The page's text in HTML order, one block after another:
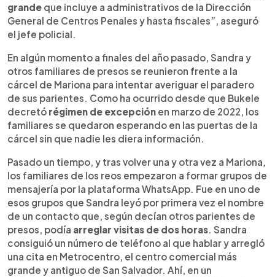
grande que incluye a administrativos de la Dirección
General de Centros Penales y hasta fiscales”, aseguró
el jefe policial.
En algún momento a finales del año pasado, Sandra y
otros familiares de presos se reunieron frente a la
cárcel de Mariona para intentar averiguar el paradero
de sus parientes. Como ha ocurrido desde que Bukele
decretó régimen de excepción en marzo de 2022, los
familiares se quedaron esperando en las puertas de la
cárcel sin que nadie les diera información.
Pasado un tiempo, y tras volver una y otra vez a Mariona,
los familiares de los reos empezaron a formar grupos de
mensajería por la plataforma WhatsApp. Fue en uno de
esos grupos que Sandra leyó por primera vez el nombre
de un contacto que, según decían otros parientes de
presos, podía arreglar visitas de dos horas. Sandra
consiguió un número de teléfono al que hablar y arregló
una cita en Metrocentro, el centro comercial más
grande y antiguo de San Salvador. Ahí, en un